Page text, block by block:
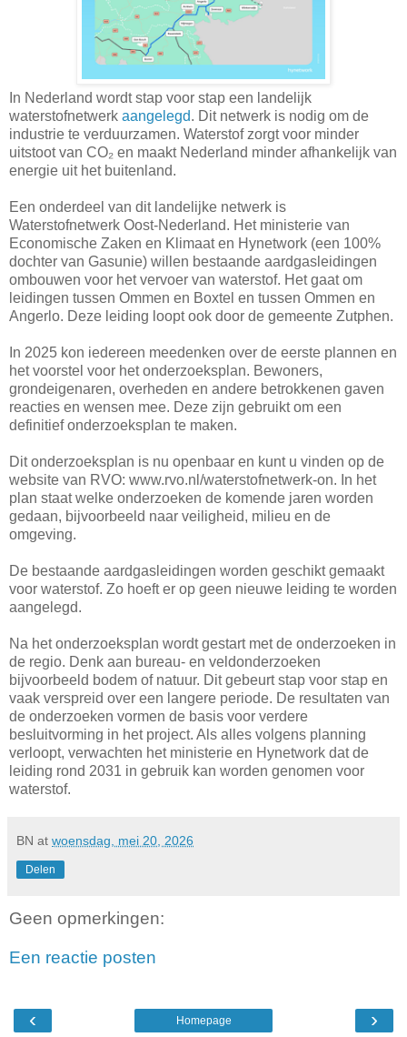
In Nederland wordt stap voor stap een landelijk
waterstofnetwerk aangelegd. Dit netwerk is nodig om de
industrie te verduurzamen. Waterstof zorgt voor minder
uitstoot van CO₂ en maakt Nederland minder afhankelijk van
energie uit het buitenland.
Een onderdeel van dit landelijke netwerk is
Waterstofnetwerk Oost‑Nederland. Het ministerie van
Economische Zaken en Klimaat en Hynetwork (een 100%
dochter van Gasunie) willen bestaande aardgasleidingen
ombouwen voor het vervoer van waterstof. Het gaat om
leidingen tussen Ommen en Boxtel en tussen Ommen en
Angerlo. Deze leiding loopt ook door de gemeente Zutphen.
In 2025 kon iedereen meedenken over de eerste plannen en
het voorstel voor het onderzoeksplan. Bewoners,
grondeigenaren, overheden en andere betrokkenen gaven
reacties en wensen mee. Deze zijn gebruikt om een
definitief onderzoeksplan te maken.
Dit onderzoeksplan is nu openbaar en kunt u vinden op de
website van RVO: www.rvo.nl/waterstofnetwerk-on. In het
plan staat welke onderzoeken de komende jaren worden
gedaan, bijvoorbeeld naar veiligheid, milieu en de
omgeving.
De bestaande aardgasleidingen worden geschikt gemaakt
voor waterstof. Zo hoeft er op geen nieuwe leiding te worden
aangelegd.
Na het onderzoeksplan wordt gestart met de onderzoeken in
de regio. Denk aan bureau- en veldonderzoeken
bijvoorbeeld bodem of natuur. Dit gebeurt stap voor stap en
vaak verspreid over een langere periode. De resultaten van
de onderzoeken vormen de basis voor verdere
besluitvorming in het project. Als alles volgens planning
verloopt, verwachten het ministerie en Hynetwork dat de
leiding rond 2031 in gebruik kan worden genomen voor
waterstof.
BN at woensdag, mei 20, 2026
Delen
Geen opmerkingen:
Een reactie posten
‹ ›
Homepage